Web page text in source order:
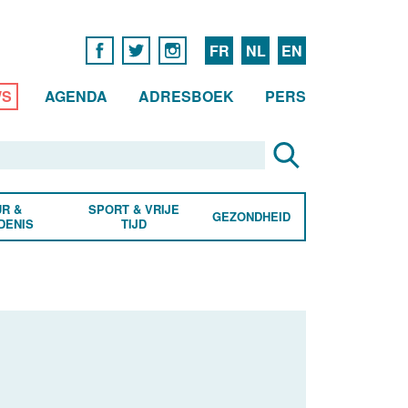
FR NL EN
AGENDA ADRESBOEK PERS
&
SPORT & VRIJE
TIJD
GEZONDHEID